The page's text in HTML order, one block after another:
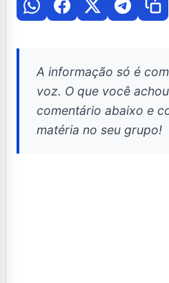
A informação só é
voz. O que você
comentário abaixo e
matéria no seu grupo!